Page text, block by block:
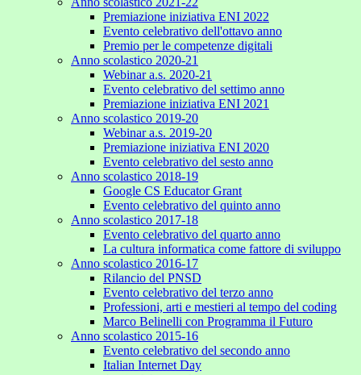
Premiazione iniziativa ENI 2022
Evento celebrativo dell'ottavo anno
Premio per le competenze digitali
Anno scolastico 2020-21
Webinar a.s. 2020-21
Evento celebrativo del settimo anno
Premiazione iniziativa ENI 2021
Anno scolastico 2019-20
Webinar a.s. 2019-20
Premiazione iniziativa ENI 2020
Evento celebrativo del sesto anno
Anno scolastico 2018-19
Google CS Educator Grant
Evento celebrativo del quinto anno
Anno scolastico 2017-18
Evento celebrativo del quarto anno
La cultura informatica come fattore di sviluppo
Anno scolastico 2016-17
Rilancio del PNSD
Evento celebrativo del terzo anno
Professioni, arti e mestieri al tempo del coding
Marco Belinelli con Programma il Futuro
Anno scolastico 2015-16
Evento celebrativo del secondo anno
Italian Internet Day